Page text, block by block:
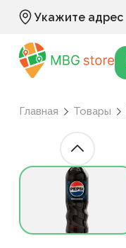
Укажите адрес
Главная Товары